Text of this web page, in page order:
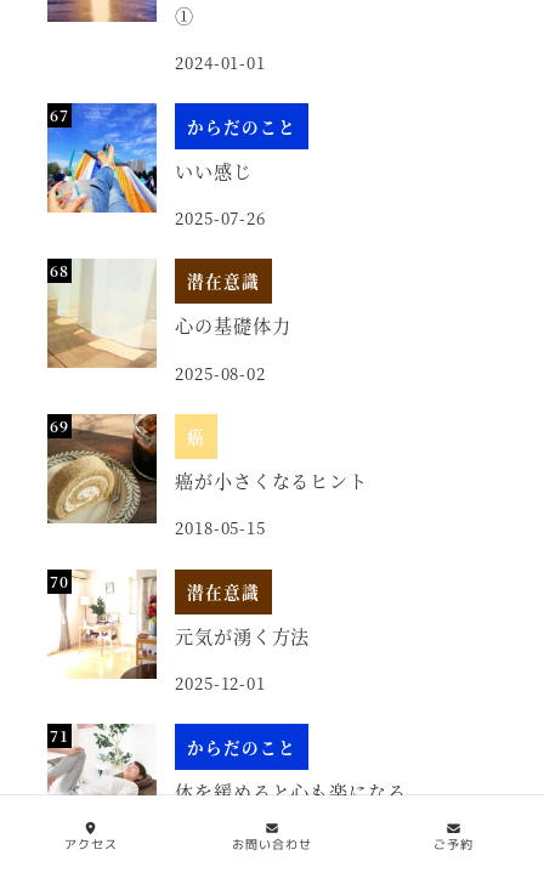
①
2024-01-01
からだのこと
いい感じ
2025-07-26
潜在意識
心の基礎体力
2025-08-02
癌
癌が小さくなるヒント
2018-05-15
潜在意識
元気が湧く方法
2025-12-01
からだのこと
体を緩めると心も楽になる
2025-12-04
アクセス お問い合わせ ご予約